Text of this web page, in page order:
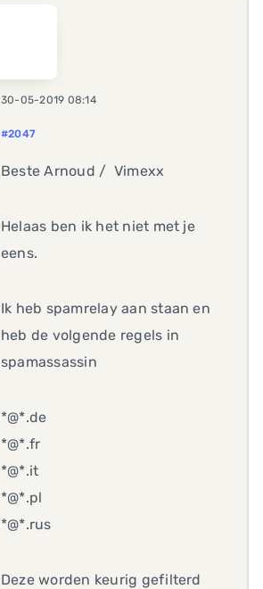
30-05-2019 08:14
#2047
Beste Arnoud / Vimexx
Helaas ben ik het niet met je
eens.
Ik heb spamrelay aan staan en
heb de volgende regels in
spamassassin
*@*.de
*@*.fr
*@*.it
*@*.pl
*@*.rus
Deze worden keurig gefilterd